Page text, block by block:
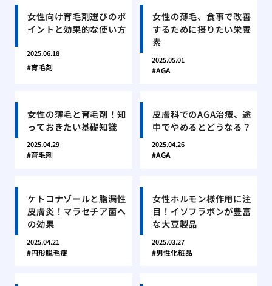
女性向け育毛剤選びのポ
イントと効果的な使い方
2025.06.18
育毛剤
女性の薄毛、食事で改善
するために摂りたい栄養
素
2025.05.01
AGA
女性の薄毛と育毛剤！知
っておきたい基礎知識
2025.04.29
育毛剤
皮膚科でのAGA治療、途
中でやめるとどうなる？
2025.04.26
AGA
ケトコナゾールと脂漏性
皮膚炎！マラセチア菌へ
の効果
2025.04.21
円形脱毛症
女性ホルモン様作用に注
目！イソフラボンが豊富
な大豆製品
2025.03.27
男性化粧品